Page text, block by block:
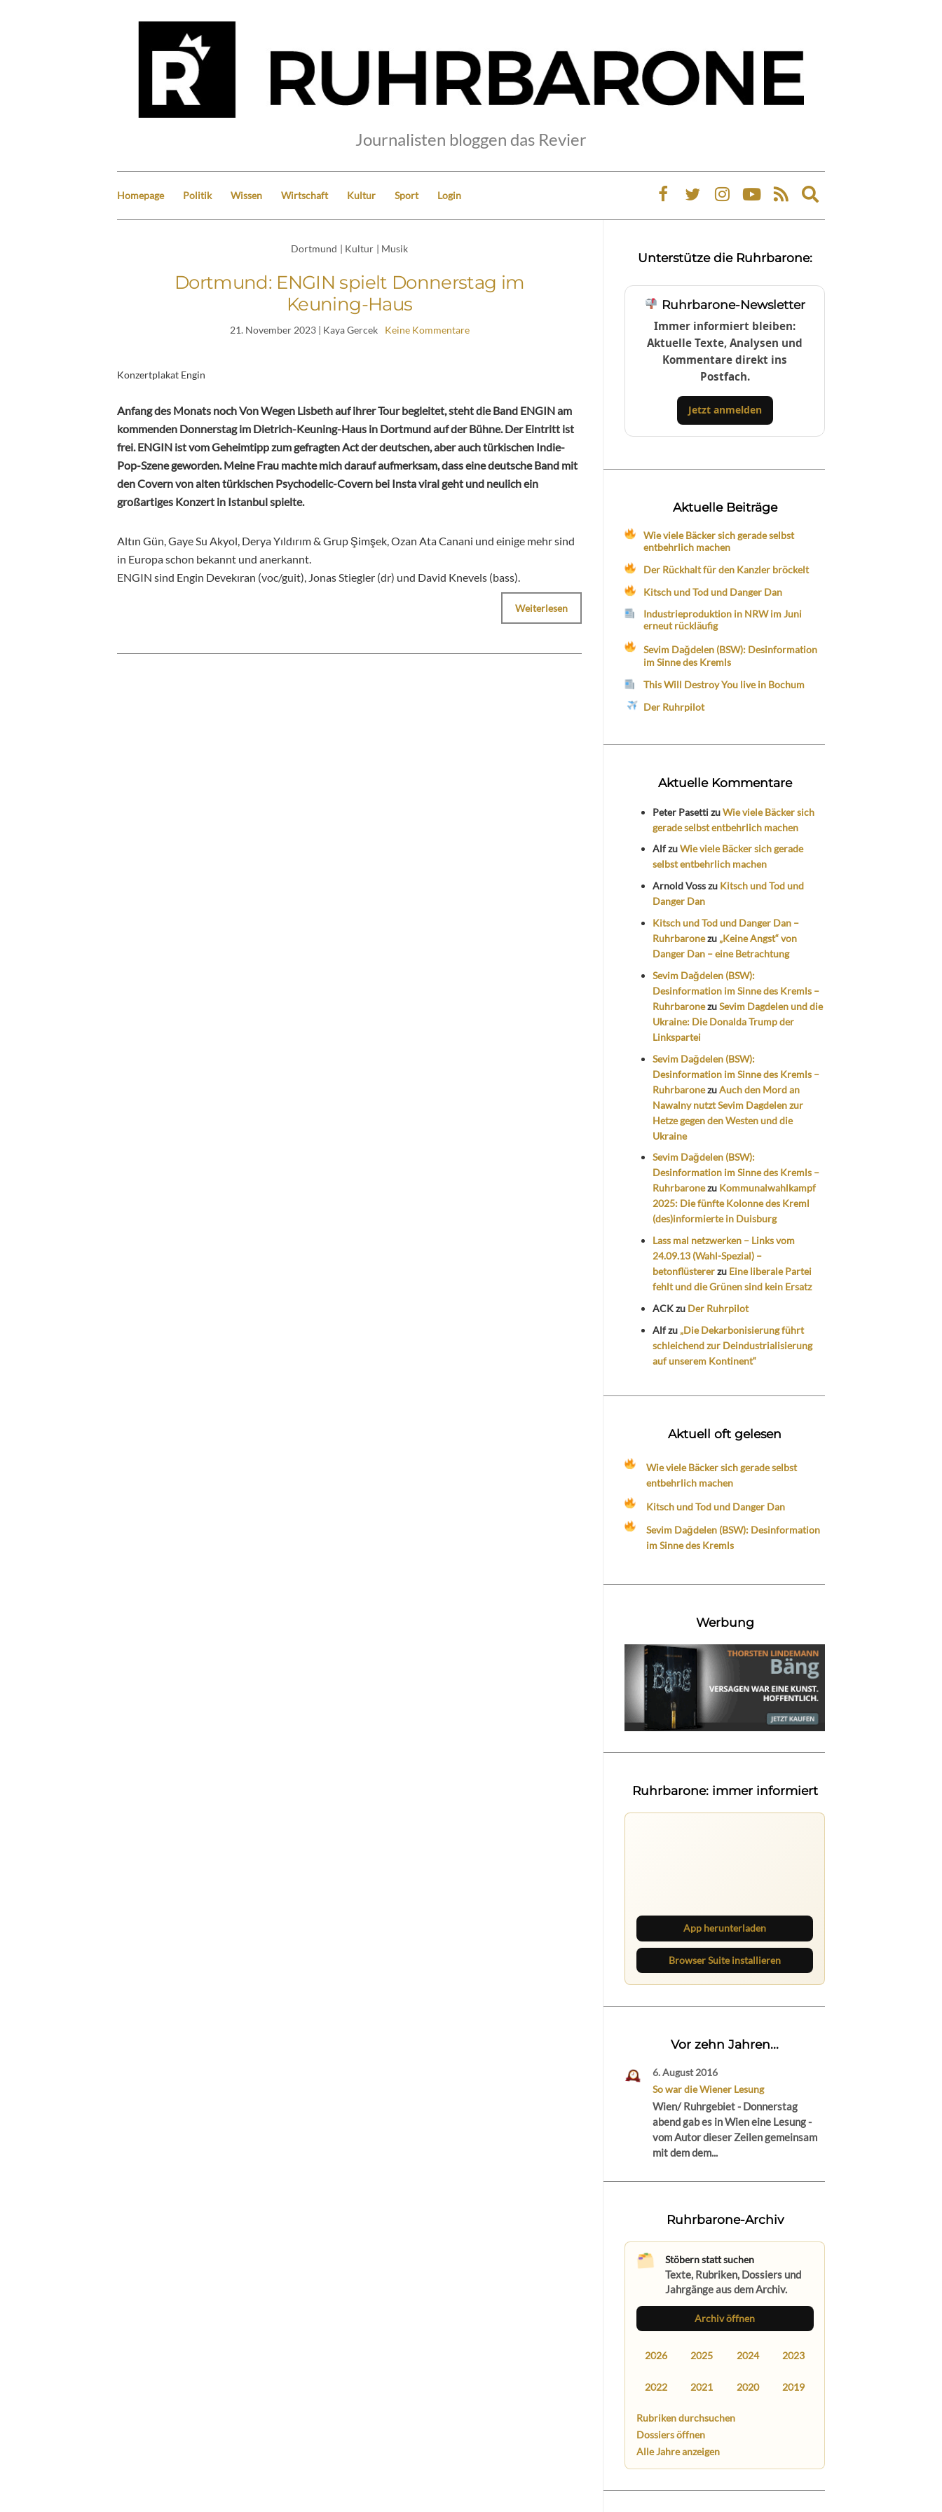
Journalisten bloggen das Revier
Homepage Politik Wissen Wirtschaft Kultur Sport Login
Expand
search
Dortmund | Kultur | Musik
Dortmund: ENGIN spielt Donnerstag im
Keuning-Haus
21. November 2023| Kaya Gercek Keine Kommentare
Konzertplakat Engin
Anfang des Monats noch Von Wegen Lisbeth auf ihrer Tour begleitet, steht die Band ENGIN am
kommenden Donnerstag im Dietrich-Keuning-Haus in Dortmund auf der Bühne. Der Eintritt ist
frei. ENGIN ist vom Geheimtipp zum gefragten Act der deutschen, aber auch türkischen Indie-
Pop-Szene geworden. Meine Frau machte mich darauf aufmerksam, dass eine deutsche Band mit
den Covern von alten türkischen Psychodelic-Covern bei Insta viral geht und neulich ein
großartiges Konzert in Istanbul spielte.
Altın Gün, Gaye Su Akyol, Derya Yıldırım & Grup Şimşek, Ozan Ata Canani und einige mehr sind
in Europa schon bekannt und anerkannt.
ENGIN sind Engin Devekıran (voc/guit), Jonas Stiegler (dr) und David Knevels (bass).
Weiterlesen
Unterstütze die Ruhrbarone:
Ruhrbarone-Newsletter
Immer informiert bleiben:
Aktuelle Texte, Analysen und
Kommentare direkt ins
Postfach.
Jetzt anmelden
Aktuelle Beiträge
Wie viele Bäcker sich gerade selbst
entbehrlich machen
Der Rückhalt für den Kanzler bröckelt
Kitsch und Tod und Danger Dan
Industrieproduktion in NRW im Juni
erneut rückläufig
Sevim Dağdelen (BSW): Desinformation
im Sinne des Kremls
This Will Destroy You live in Bochum
Der Ruhrpilot
Aktuelle Kommentare
Peter PasettizuWie viele Bäcker sich
gerade selbst entbehrlich machen
AlfzuWie viele Bäcker sich gerade
selbst entbehrlich machen
Arnold Vosszu Kitsch und Tod und
Danger Dan
Kitsch und Tod und Danger Dan –
Ruhrbaronezu „Keine Angst“ von
Danger Dan – eine Betrachtung
Sevim Dağdelen (BSW):
Desinformation im Sinne des Kremls –
RuhrbaronezuSevim Dagdelen und die
Ukraine: Die Donalda Trump der
Linkspartei
Sevim Dağdelen (BSW):
Desinformation im Sinne des Kremls –
RuhrbaronezuAuch den Mord an
Nawalny nutzt Sevim Dagdelen zur
Hetze gegen den Westen und die
Ukraine
Sevim Dağdelen (BSW):
Desinformation im Sinne des Kremls –
Ruhrbaronezu Kommunalwahlkampf
2025: Die fünfte Kolonne des Kreml
(des)informierte in Duisburg
Lass mal netzwerken – Links vom
24.09.13 (Wahl-Spezial) –
betonflüstererzu Eine liberale Partei
fehlt und die Grünen sind kein Ersatz
ACKzu Der Ruhrpilot
Alfzu „Die Dekarbonisierung führt
schleichend zur Deindustrialisierung
auf unserem Kontinent“
Aktuell oft gelesen
Wie viele Bäcker sich gerade selbst
entbehrlich machen
Kitsch und Tod und Danger Dan
Sevim Dağdelen (BSW): Desinformation
im Sinne des Kremls
Werbung
Ruhrbarone: immer informiert
direkt im Browser im Blick.
App herunterladen
Browser Suite installieren
Vor zehn Jahren...
6. August 2016
So war die Wiener Lesung
Wien/ Ruhrgebiet - Donnerstag
abend gab es in Wien eine Lesung -
vom Autor dieser Zeilen gemeinsam
mit dem dem...
Ruhrbarone-Archiv
Stöbern statt suchen
Texte, Rubriken, Dossiers und
Jahrgänge aus dem Archiv.
Archiv öffnen
2026 2025 2024 2023
2022 2021 2020 2019
Rubriken durchsuchen
Dossiers öffnen
Alle Jahre anzeigen